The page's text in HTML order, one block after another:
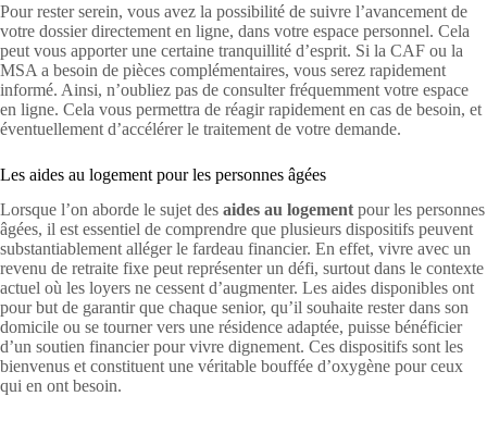
Pour rester serein, vous avez la possibilité de suivre l’avancement de
votre dossier directement en ligne, dans votre espace personnel. Cela
peut vous apporter une certaine tranquillité d’esprit. Si la CAF ou la
MSA a besoin de pièces complémentaires, vous serez rapidement
informé. Ainsi, n’oubliez pas de consulter fréquemment votre espace
en ligne. Cela vous permettra de réagir rapidement en cas de besoin, et
éventuellement d’accélérer le traitement de votre demande.
Les aides au logement pour les personnes âgées
Lorsque l’on aborde le sujet des aides au logementpour les personnes
âgées, il est essentiel de comprendre que plusieurs dispositifs peuvent
substantiablement alléger le fardeau financier. En effet, vivre avec un
revenu de retraite fixe peut représenter un défi, surtout dans le contexte
actuel où les loyers ne cessent d’augmenter. Les aides disponibles ont
pour but de garantir que chaque senior, qu’il souhaite rester dans son
domicile ou se tourner vers une résidence adaptée, puisse bénéficier
d’un soutien financier pour vivre dignement. Ces dispositifs sont les
bienvenus et constituent une véritable bouffée d’oxygène pour ceux
qui en ont besoin.